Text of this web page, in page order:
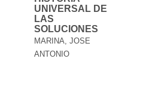
UNIVERSAL DE
LAS
SOLUCIONES
MARINA, JOSE
ANTONIO